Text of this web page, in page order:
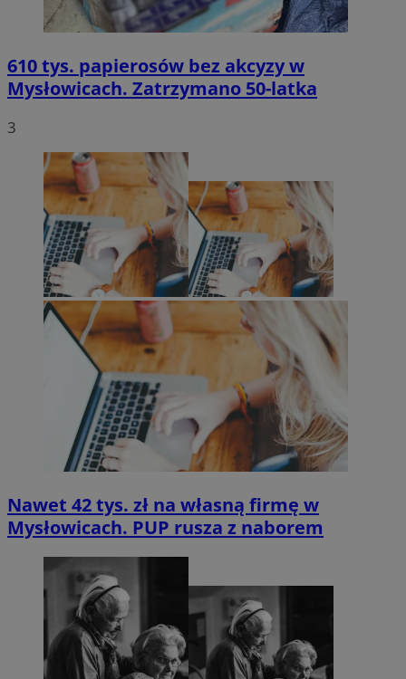
610 tys. papierosów bez akcyzy w
Mysłowicach. Zatrzymano 50-latka
3
Nawet 42 tys. zł na własną firmę w
Mysłowicach. PUP rusza z naborem